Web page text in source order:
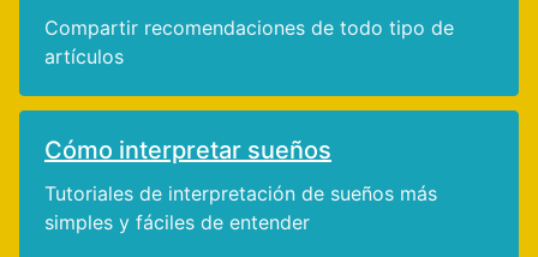
Compartir recomendaciones de todo tipo de
artículos
Cómo interpretar sueños
Tutoriales de interpretación de sueños más
simples y fáciles de entender